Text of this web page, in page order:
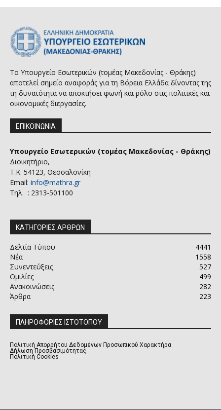
Το Υπουργείο Εσωτερικών (τομέας Μακεδονίας - Θράκης)
αποτελεί σημείο αναφοράς για τη Βόρεια Ελλάδα δίνοντας της
τη δυνατότητα να αποκτήσει φωνή και ρόλο στις πολιτικές και
οικονομικές διεργασίες.
ΕΠΙΚΟΙΝΩΝΙΑ
Υπουργείο Εσωτερικών (τομέας Μακεδονίας - Θράκης)
Διοικητήριο,
Τ.Κ. 54123, Θεσσαλονίκη
Email: info@mathra.gr
Τηλ. : 2313-501100
ΚΑΤΗΓΟΡΙΕΣ ΑΡΘΡΩΝ
Δελτία Τύπου
4441
Νέα
1558
Συνεντεύξεις
527
Ομιλίες
499
Ανακοινώσεις
282
Άρθρα
223
ΠΛΗΡΟΦΟΡΙΕΣ ΙΣΤΟΤΟΠΟΥ
Πολιτική Απορρήτου Δεδομένων Προσωπικού Χαρακτήρα
Δήλωση Προσβασιμότητας
Πολιτική Cookies